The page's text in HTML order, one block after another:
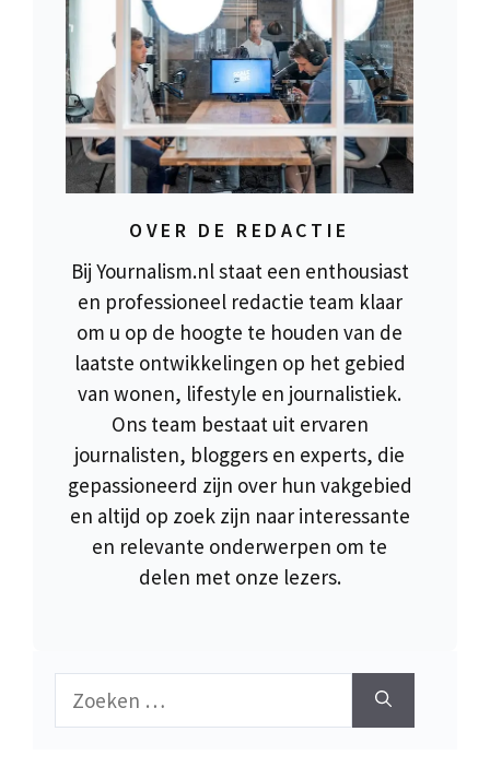
OVER DE REDACTIE
Bij Yournalism.nl staat een enthousiast
en professioneel redactie team klaar
om u op de hoogte te houden van de
laatste ontwikkelingen op het gebied
van wonen, lifestyle en journalistiek.
Ons team bestaat uit ervaren
journalisten, bloggers en experts, die
gepassioneerd zijn over hun vakgebied
en altijd op zoek zijn naar interessante
en relevante onderwerpen om te
delen met onze lezers.